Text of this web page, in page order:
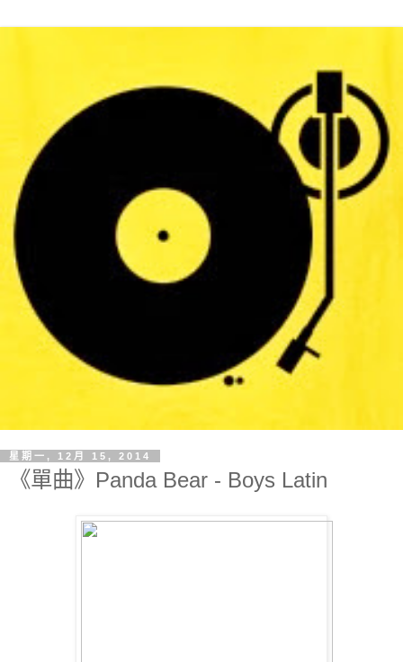
星期一, 12月 15, 2014
《單曲》Panda Bear - Boys Latin